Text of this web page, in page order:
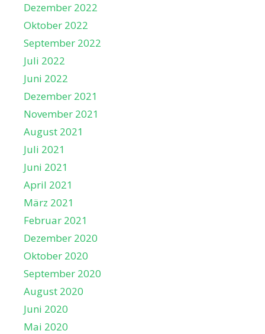
Dezember 2022
Oktober 2022
September 2022
Juli 2022
Juni 2022
Dezember 2021
November 2021
August 2021
Juli 2021
Juni 2021
April 2021
März 2021
Februar 2021
Dezember 2020
Oktober 2020
September 2020
August 2020
Juni 2020
Mai 2020